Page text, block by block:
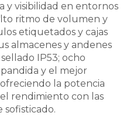
y visibilidad en entornos
ritmo de volumen y
etiquetados y cajas
almacenes y andenes
IP53; ocho
y el mejor
la potencia
rendimiento con las
sofisticado.